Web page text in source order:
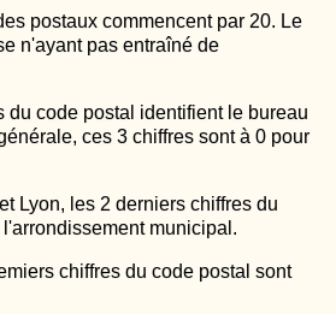
postaux commencent par 20. Le
n'ayant pas entraîné de
du code postal identifient le bureau
ces 3 chiffres sont à 0 pour
Lyon, les 2 derniers chiffres du
municipal.
chiffres du code postal sont